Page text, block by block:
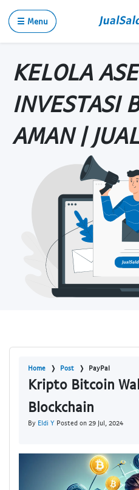
☰ Menu
KELOLA
INVESTASI
AMAN |
Home Post PayPal
Kripto Bitcoin
Blockchain
By Eldi Y Posted on 29 Jul, 2024